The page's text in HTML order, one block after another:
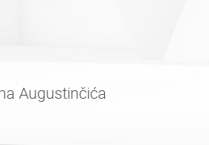
Augustinčića